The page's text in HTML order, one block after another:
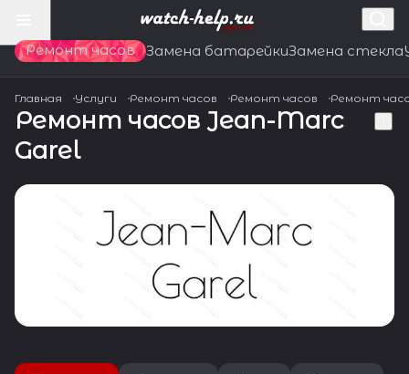
Ремонт часов Замена батарейкиЗамена стекла
Главная Услуги Ремонт часов Ремонт часов Ремонт
Ремонт часов Jean-Marc
Garel